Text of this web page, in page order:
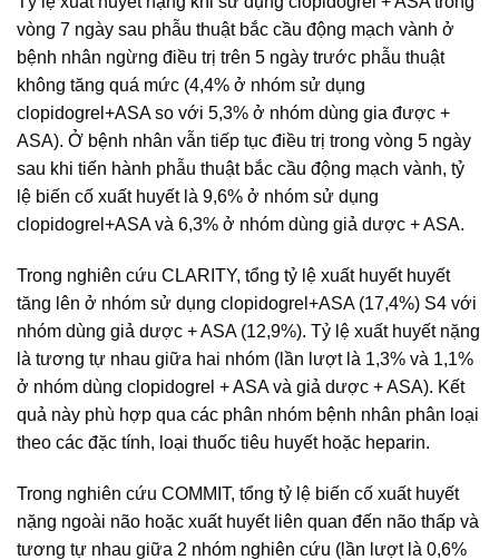
vòng 7 ngày sau phẫu thuật bắc cầu động mạch vành ở
bệnh nhân ngừng điều trị trên 5 ngày trước phẫu thuật
không tăng quá mức (4,4% ở nhóm sử dụng
clopidogrel+ASA so với 5,3% ở nhóm dùng gia được +
ASA). Ở bệnh nhân vẫn tiếp tục điều trị trong vòng 5 ngày
sau khi tiến hành phẫu thuật bắc cầu động mạch vành, tỷ
lệ biến cố xuất huyết là 9,6% ở nhóm sử dụng
clopidogrel+ASA và 6,3% ở nhóm dùng giả dược + ASA.
Trong nghiên cứu CLARITY, tổng tỷ lệ xuất huyết huyết
tăng lên ở nhóm sử dụng clopidogrel+ASA (17,4%) S4 với
nhóm dùng giả dược + ASA (12,9%). Tỷ lệ xuất huyết nặng
là tương tự nhau giữa hai nhóm (lần lượt là 1,3% và 1,1%
ở nhóm dùng clopidogrel + ASA và giả dược + ASA). Kết
quả này phù hợp qua các phân nhóm bệnh nhân phân loại
theo các đặc tính, loại thuốc tiêu huyết hoặc heparin.
Trong nghiên cứu COMMIT, tổng tỷ lệ biến cố xuất huyết
nặng ngoài não hoặc xuất huyết liên quan đến não thấp và
tương tự nhau giữa 2 nhóm nghiên cứu (lần lượt là 0,6%